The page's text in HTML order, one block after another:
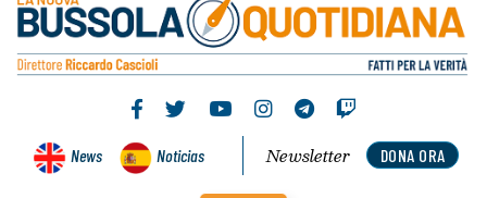
News Noticias DONA ORA
Newsletter